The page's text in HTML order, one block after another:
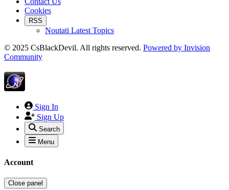
Cookies
RSS
Noutati Latest Topics
© 2025 CsBlackDevil. All rights reserved. Powered by Invision
Community
Sign In
Sign Up
Search
Menu
Account
Close panel